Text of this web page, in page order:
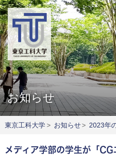
お知らせ
東京工科大学> お知らせ> 2023年
メディア学部の学生が「